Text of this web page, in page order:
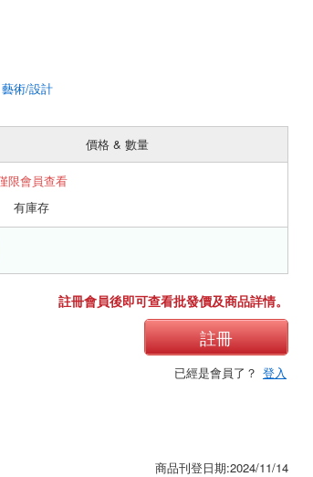
藝術/設計
價格 & 數量
限會員查看
有庫存
註冊會員後即可查看批發價及商品詳情。
註冊
已經是會員了？ 登入
商品刊登日期:2024/11/14